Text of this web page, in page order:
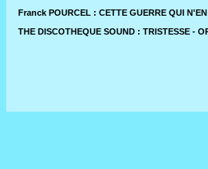
Franck POURCEL : CETTE GUERRE QUI
THE DISCOTHEQUE SOUND : TRISTESSE -